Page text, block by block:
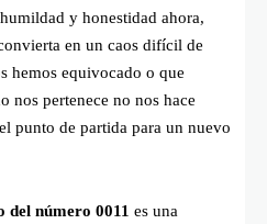
y honestidad ahora,
en un caos difícil de
hemos equivocado o que
nos pertenece no nos hace
punto de partida para un nuevo
del número 0011 es una